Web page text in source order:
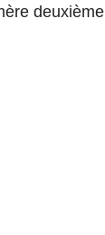
deuxième